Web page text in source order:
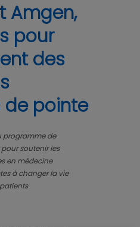
Amgen,
pour
des
pointe
programme de
soutenir les
en médecine
à changer la vie